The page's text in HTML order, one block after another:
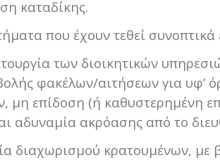
καταδίκης.
που έχουν τεθεί συνοπτικά
των διοικητικών
φακέλων/αιτήσεων για υφ’
μη επίδοση (ή καθυστερημένη
αδυναμία ακρόασης από το
διαχωρισμού κρατουμένων, με